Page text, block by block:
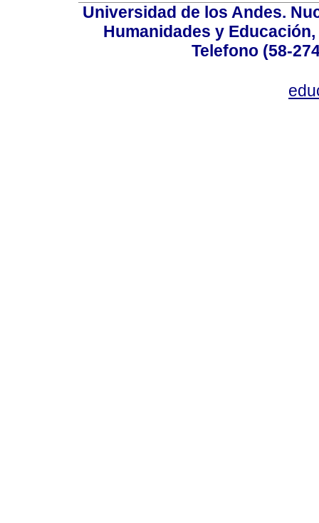
Universidad de los Andes.
Humanidades y
Telefono (58-